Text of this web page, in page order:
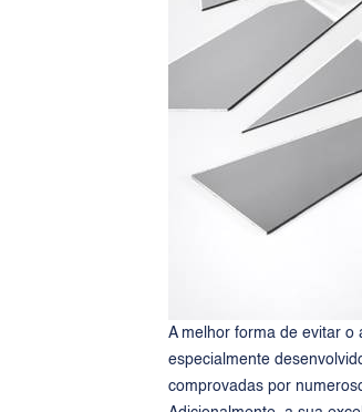
A melhor forma de evitar o
especialmente
comprovadas por